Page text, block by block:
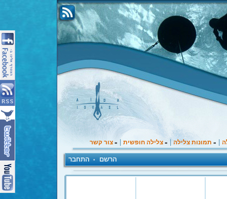
» תמונות צלילה » צלילה חופשית » צור קשר
הרשם • התחבר